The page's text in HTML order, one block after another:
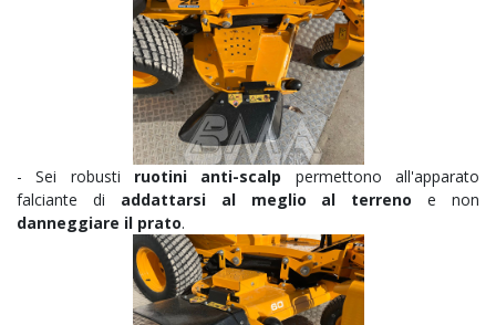
- Sei robusti ruotini anti-scalp permettono all'apparato
falciante di addattarsi al meglio al terreno e non
danneggiare il prato.